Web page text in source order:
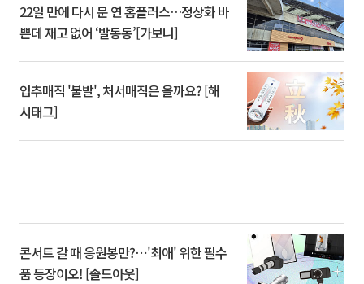
22일 만에 다시 문 연 홈플러스…정상화 바
쁜데 재고 없어 ‘발동동’[가보니]
입추매직 '불발', 처서매직은 올까요? [해
시태그]
콘서트 갈 때 응원봉만?⋯'최애' 위한 필수
품 등장이오! [솔드아웃]